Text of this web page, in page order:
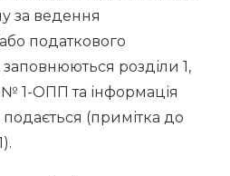
за ведення
податкового
розділи 1,
№ 1-ОПП та інформація
(примітка до